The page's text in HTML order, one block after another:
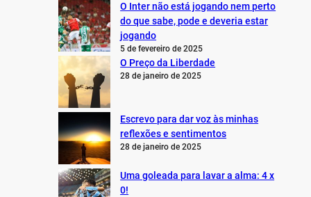
O Inter não está jogando nem perto
do que sabe, pode e deveria estar
jogando
5 de fevereiro de 2025
O Preço da Liberdade
28 de janeiro de 2025
Escrevo para dar voz às minhas
reflexões e sentimentos
28 de janeiro de 2025
Uma goleada para lavar a alma: 4 x
0!